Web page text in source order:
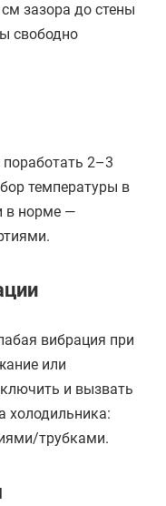
зазора до стены
свободно
поработать 2–3
температуры в
в норме —
вибрация при
или
и вызвать
холодильника:
трубками.